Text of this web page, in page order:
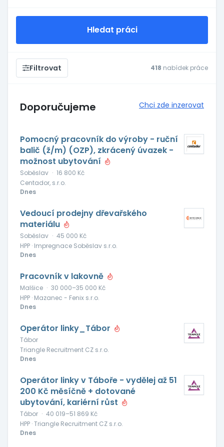
Hledat práci
Filtrovat 418 nabídek práce
Doporučujeme Chci zde inzerovat
Pomocný pracovník do výroby - ruční
balič (ž/m) (OZP), zkrácený úvazek -
možnost ubytování
Soběslav · 16 800 Kč
Centador, s.r.o.
Dnes
Vedoucí prodejny dřevařského
materiálu
Soběslav · 45 000 Kč
HPP · Impregnace Soběslav s.r.o.
Dnes
Pracovník v lakovně
Malšice · 30 000–35 000 Kč
HPP · Mazanec - Fenix s.r.o.
Dnes
Operátor linky_Tábor
Tábor
Triangle Recruitment CZ s.r.o.
Dnes
Operátor linky v Táboře - vydělej až 51
200 Kč měsíčně + dotované
ubytování, kariérní růst
Tábor · 40 019–51 869 Kč
HPP · Triangle Recruitment CZ s.r.o.
Dnes